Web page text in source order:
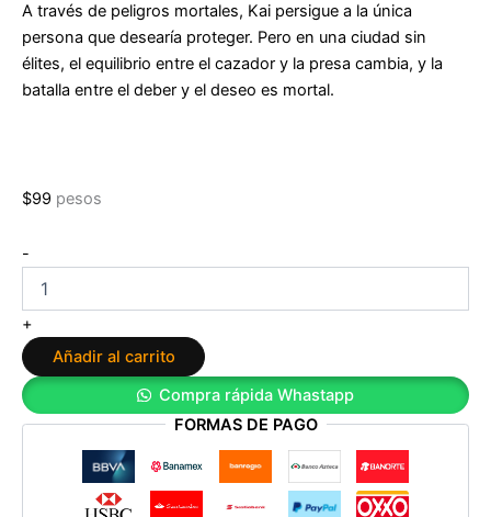
A través de peligros mortales, Kai persigue a la única
persona que desearía proteger. Pero en una ciudad sin
élites, el equilibrio entre el cazador y la presa cambia, y la
batalla entre el deber y el deseo es mortal.
$99 pesos
-
Powerless
Reckless:
Secretos.
Traición.
Destinados
uno
+
Añadir al carrito
Compra rápida Whastapp
FORMAS DE PAGO